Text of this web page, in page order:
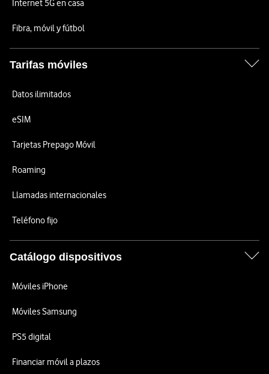
Internet 5G en casa
Fibra, móvil y fútbol
Tarifas móviles
Datos ilimitados
eSIM
Tarjetas Prepago Móvil
Roaming
Llamadas internacionales
Teléfono fijo
Catálogo dispositivos
Móviles iPhone
Móviles Samsung
PS5 digital
Financiar móvil a plazos